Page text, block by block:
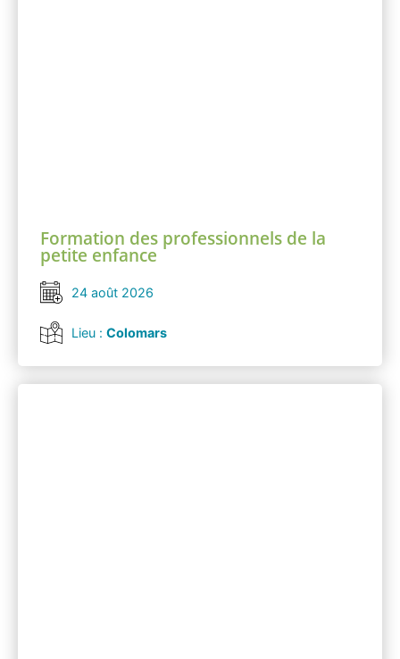
Formation des professionnels de la
petite enfance
24 août 2026
Lieu : Colomars